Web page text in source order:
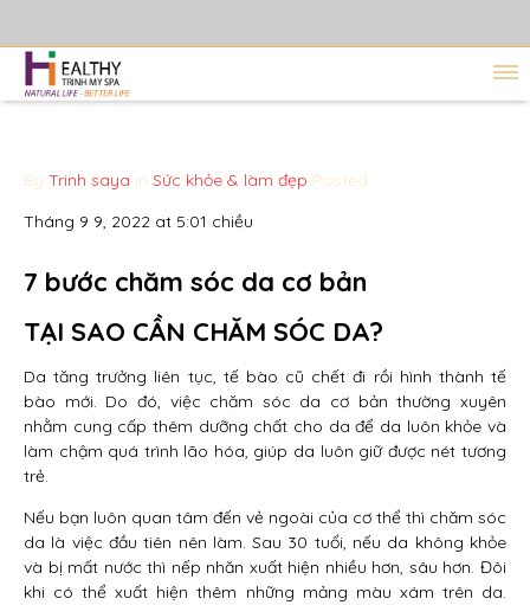
By Trinh saya in Sức khỏe & làm đẹp Posted
Tháng 9 9, 2022 at 5:01 chiều
7 bước chăm sóc da cơ bản
TẠI SAO CẦN CHĂM SÓC DA?
Da tăng trưởng liên tục, tế bào cũ chết đi rồi hình thành tế
bào mới. Do đó, việc chăm sóc da cơ bản thường xuyên
nhằm cung cấp thêm dưỡng chất cho da để da luôn khỏe và
làm chậm quá trình lão hóa, giúp da luôn giữ được nét tương
trẻ.
Nếu bạn luôn quan tâm đến vẻ ngoài của cơ thể thì chăm sóc
da là việc đầu tiên nên làm. Sau 30 tuổi, nếu da không khỏe
và bị mất nước thì nếp nhăn xuất hiện nhiều hơn, sâu hơn. Đôi
khi có thể xuất hiện thêm những mảng màu xám trên da.